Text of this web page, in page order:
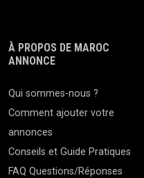
À PROPOS DE MAROC
ANNONCE
Qui sommes-nous ?
Comment ajouter votre
annonces
Conseils et Guide Pratiques
FAQ Questions/Réponses